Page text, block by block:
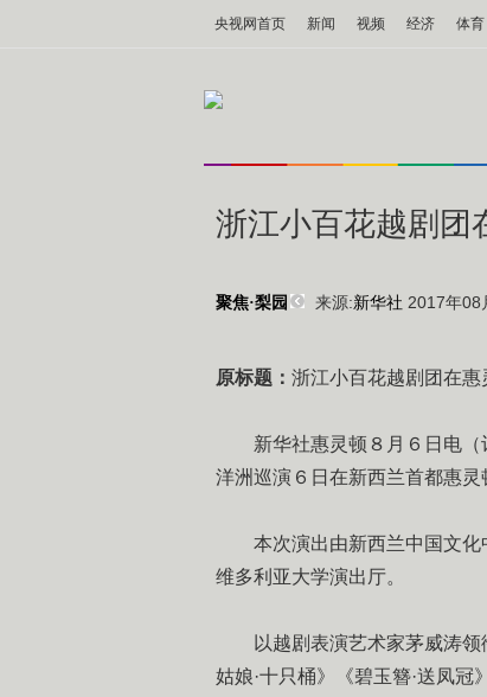
央视网首页 新闻 视频 经济 体育
浙江小百花越剧团
聚焦·梨园 来源:新华社 2017年08
原标题： 浙江小百花越剧团在惠
新华社惠灵顿８月６日电（
洋洲巡演６日在新西兰首都惠灵
本次演出由新西兰中国文化
维多利亚大学演出厅。
以越剧表演艺术家茅威涛领
姑娘·十只桶》《碧玉簪·送凤冠